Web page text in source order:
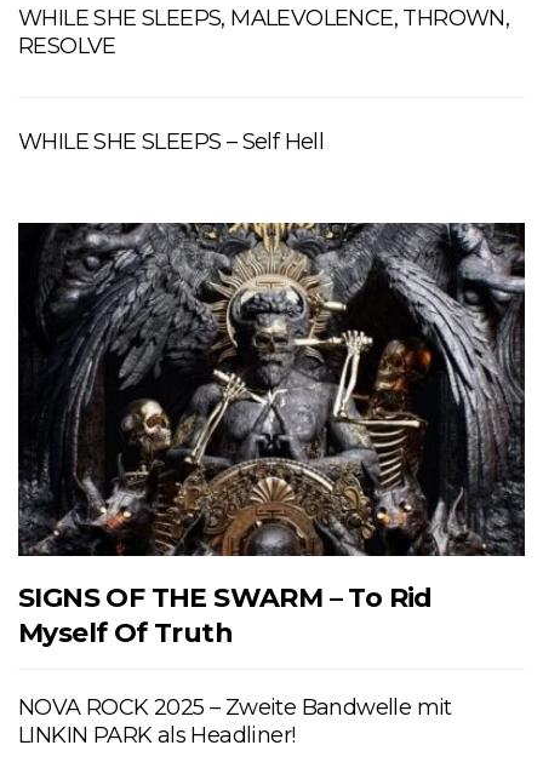
WHILE SHE SLEEPS, MALEVOLENCE, THROWN,
RESOLVE
WHILE SHE SLEEPS – Self Hell
SIGNS OF THE SWARM – To Rid
Myself Of Truth
NOVA ROCK 2025 – Zweite Bandwelle mit
LINKIN PARK als Headliner!